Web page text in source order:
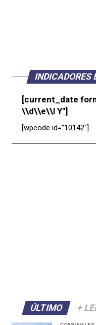
INDICADORES
[current_date
\\d\\e\\l Y"]
[wpcode id="10142"]
ÚLTIMO +